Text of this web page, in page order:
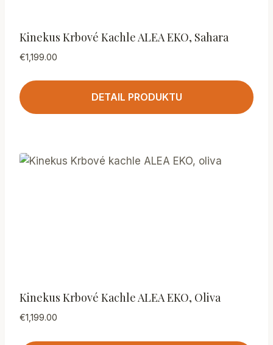
Kinekus Krbové Kachle ALEA EKO, Sahara
€1,199.00
DETAIL PRODUKTU
Kinekus Krbové Kachle ALEA EKO, Oliva
€1,199.00